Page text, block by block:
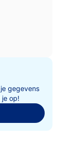
gegevens
op!